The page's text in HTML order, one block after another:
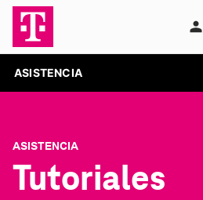
ASISTENCIA
ASISTENCIA
Tutoriales